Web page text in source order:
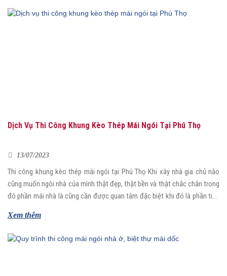
Dịch Vụ Thi Công Khung Kèo Thép Mái Ngói Tại Phú Thọ
13/07/2023
Thi công khung kèo thép mái ngói tại Phú Thọ Khi xây nhà gia chủ nào
cũng muốn ngôi nhà của mình thật đẹp, thật bền và thật chắc chắn trong
đó phần mái nhà là cũng cần được quan tâm đặc biệt khi đó là phần tiếp
Xem thêm